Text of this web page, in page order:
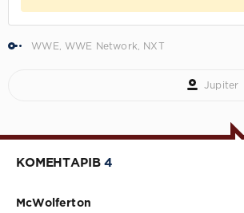
WWE WWE Network NXT
Jupiter
КОМЕНТАРІВ4
McWolferton